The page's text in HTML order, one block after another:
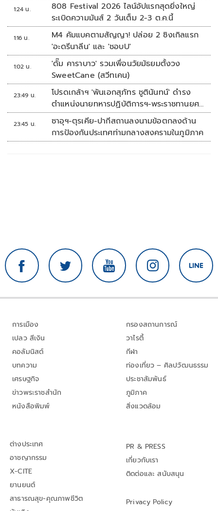
1:24 น.
808 Festival 2026 ไลน์อัปแรกสุดยิ่งใหญ่
ระเบิดความมันส์ 2 วันเต็ม 2-3 ต.ค.นี้
1:16 น.
M4 คัมแบคตามสัญญา! ปล่อย 2 ซิงเกิลแรก
'อะดรีนาลีน' และ 'ชอบU'
1:02 น.
'ดั๊ม คาราบาว' รวมเพื่อนวัยมัธยมตั้งวง
SweetCane (สวีทเคน)
23:49 น.
โปรดเกล้าฯ 'พันเอกสุภัทร ชูตินันทน์' ดำรง
ตำแหน่งนายทหารปฏิบัติการฯ-พระราชทานยศ
'พลตรี'
23:45 น.
ซาอุฯ-ตุรเคีย-ปากีสถานลงนามข้อตกลงด้าน
การป้องกันประเทศท่ามกลางสงครามในภูมิภาค
การเมือง
เปลว สีเงิน
คอลัมนิสต์
บทความ
เศรษฐกิจ
ข่าวพระราชสำนัก
หนังสือพิมพ์
กรองสถานการณ์
วาไรตี้
กีฬา
ท่องเที่ยว – ศิลปวัฒนธรรม
ประชาสัมพันธ์
ภูมิภาค
สิ่งแวดล้อม
ต่างประเทศ
อาชญากรรม
X-CITE
ยานยนต์
สาธารณสุข-คุณภาพชีวิต
PR & PRESS
เกี่ยวกับเรา
ติดต่อและ สนับสนุน
Privacy Policy